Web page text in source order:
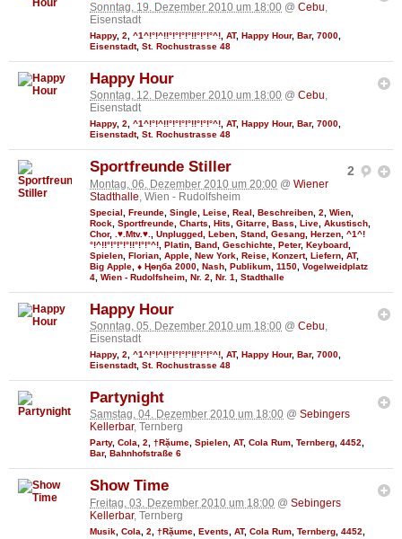
Sonntag, 19. Dezember 2010 um 18:00 @ Cebu,
Eisenstadt
Happy, 2 ^1^!°!^!!°!°!°!°!!°!°!°^! AT, Happy Hour, Bar, 7000
Eisenstadt, St. Rochustrasse 48
Happy Hour
Sonntag, 12. Dezember 2010 um 18:00 @ Cebu,
Eisenstadt
Happy, 2, ^1^!°!^!!°!°!°!°!!°!°!°^!, AT, Happy Hour, Bar, 7000,
Eisenstadt, St. Rochustrasse 48
2
Sportfreunde Stiller
Montag, 06. Dezember 2010 um 20:00 @ Wiener
Stadthalle , Wien - Rudolfsheim
Special Freunde Single Leise Real Beschreiben 2 Wien
Rock Sportfreunde Charts Hits Gitarre Bass Live Akustisch
Chor, .♥.Mtv.♥. Unplugged Leben Stand Gesang Herzen ^1^!
°!^!!°!°!°!°!!°!°!°^! Platin Band Geschichte Peter, Keyboard
Spielen Florian Apple New York Reise Konzert, Liefern AT,
Big Apple ♦ Ңөηба 2000 Nash Publikum 1150 Vogelweidplatz
4 Wien - Rudolfsheim Nr. 2 Nr. 1 Stadthalle
Happy Hour
Sonntag, 05. Dezember 2010 um 18:00 @ Cebu,
Eisenstadt
Happy, 2 ^1^!°!^!!°!°!°!°!!°!°!°^! AT, Happy Hour, Bar, 7000
Eisenstadt, St. Rochustrasse 48
Partynight
Samstag, 04. Dezember 2010 um 18:00 @ Sebingers
Kellerbar, Ternberg
Party, Cola, 2, †Rặumє, Spielen, AT, Cola Rum, Ternberg, 4452,
Bar, Bahnhofstraße 6
Show Time
Freitag, 03. Dezember 2010 um 18:00 @ Sebingers
Kellerbar, Ternberg
Musik Cola 2 †Rặumє Events AT, Cola Rum Ternberg 4452